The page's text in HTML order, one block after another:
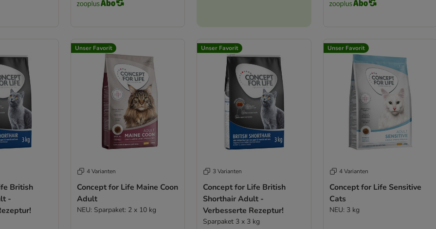
British
-
Unser Favorit
4 Varianten
Concept for Life Maine Coon
Adult
NEU: Sparpaket: 2 x 10 kg
Unser Favorit
3 Varianten
Concept for Life British
Shorthair Adult -
Verbesserte Rezeptur!
Sparpaket 3 x 3 kg
Unser Favorit
4 Varianten
Concept for Life Sensitive
Cats
NEU: 3 kg